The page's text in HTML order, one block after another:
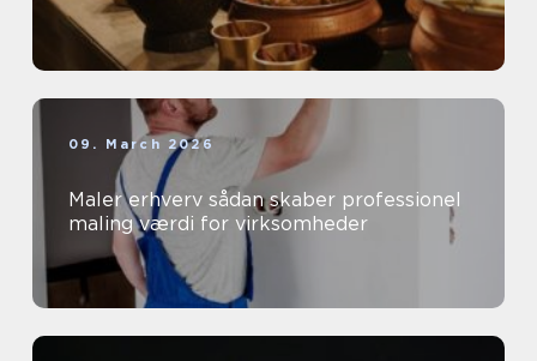
09. March 2026
Maler erhverv sådan skaber professionel
maling værdi for virksomheder